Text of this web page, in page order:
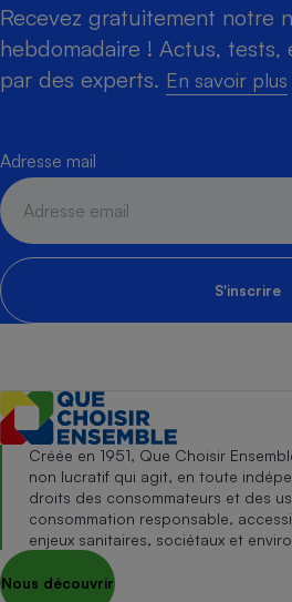
Recevez gratuitement notre
hebdomadaire ! Actus, tests,
par des experts. En savoir plus
Adresse mail
S'inscrire
Créée en 1951, Que Choisir
non lucratif qui agit, en toute
droits des consommateurs et des
consommation responsable,
enjeux sanitaires, sociétaux et
Nous découvrir